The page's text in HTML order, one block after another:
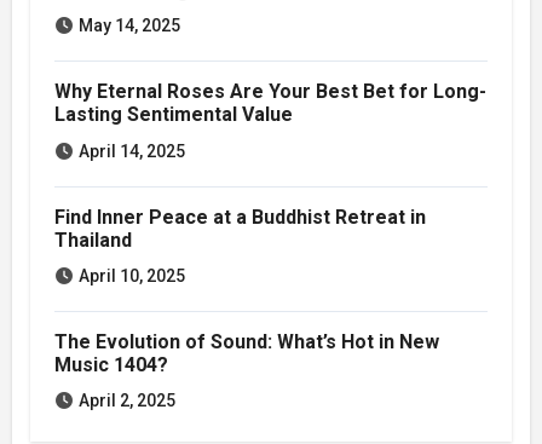
May 14, 2025
Why Eternal Roses Are Your Best Bet for Long-
Lasting Sentimental Value
April 14, 2025
Find Inner Peace at a Buddhist Retreat in
Thailand
April 10, 2025
The Evolution of Sound: What’s Hot in New
Music 1404?
April 2, 2025